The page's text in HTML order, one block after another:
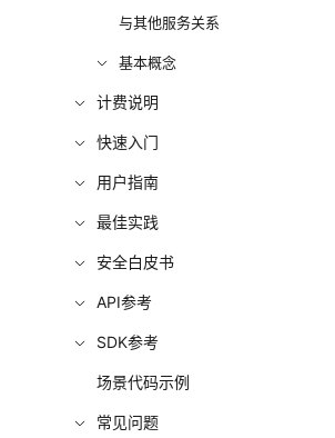
与其他服务关系
基本概念
计费说明
快速入门
用户指南
最佳实践
安全白皮书
API参考
SDK参考
场景代码示例
常见问题